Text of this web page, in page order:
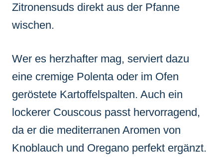
Zitronensuds direkt aus der Pfanne
wischen.
Wer es herzhafter mag, serviert dazu
eine cremige Polenta oder im Ofen
geröstete Kartoffelspalten. Auch ein
lockerer Couscous passt hervorragend,
da er die mediterranen Aromen von
Knoblauch und Oregano perfekt ergänzt.